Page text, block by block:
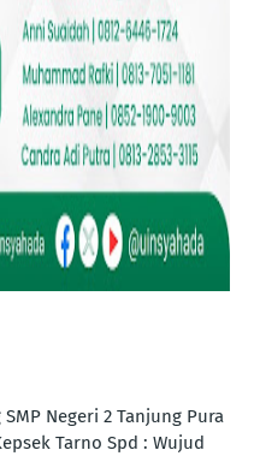
Negeri 2 Tanjung Pura
Tarno Spd : Wujud